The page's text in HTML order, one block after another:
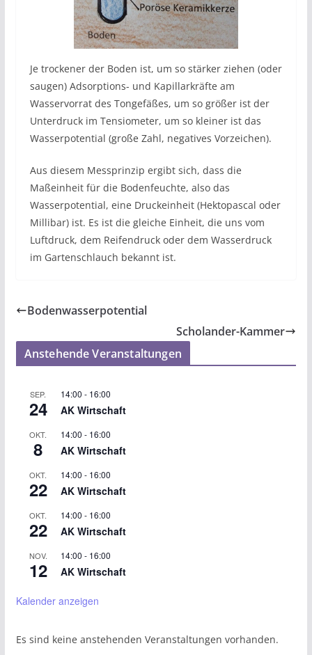
Je trockener der Boden ist, um so stärker ziehen (oder
saugen) Adsorptions- und Kapillarkräfte am
Wasservorrat des Tongefäßes, um so größer ist der
Unterdruck im Tensiometer, um so kleiner ist das
Wasserpotential (große Zahl, negatives Vorzeichen).
Aus diesem Messprinzip ergibt sich, dass die
Maßeinheit für die Bodenfeuchte, also das
Wasserpotential, eine Druckeinheit (Hektopascal oder
Millibar) ist. Es ist die gleiche Einheit, die uns vom
Luftdruck, dem Reifendruck oder dem Wasserdruck
im Gartenschlauch bekannt ist.
Bodenwasserpotential
Scholander-Kammer
Anstehende Veranstaltungen
SEP.
24
14:00 - 16:00
AK Wirtschaft
OKT.
8
14:00 - 16:00
AK Wirtschaft
OKT.
22
14:00 - 16:00
AK Wirtschaft
OKT.
22
14:00 - 16:00
AK Wirtschaft
NOV.
12
14:00 - 16:00
AK Wirtschaft
Kalender anzeigen
Es sind keine anstehenden Veranstaltungen vorhanden.